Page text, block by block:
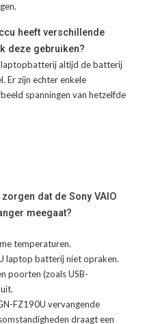
heeft verschillende
deze gebruiken?
laptopbatterij altijd de batterij
Er zijn echter enkele
spanningen van hetzelfde
dat de Sony VAIO
meegaat?
temperaturen.
laptop batterijniet opraken.
poorten (zoals USB-
FZ190U vervangende
draagt een